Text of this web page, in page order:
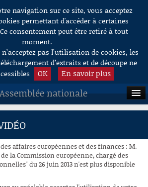
navigation sur ce site, vous acceptez
permettant d'accéder à certaines
consentement peut être retiré à tout
moment.
n’acceptez pas l’utilisation de cookies, les
d’extraits et de découpe ne
OK En savoir plus
nationale
affaires européennes et des finances : M.
la Commission européenne, chargé des
du 26 juin 2013 n'est plus disponible